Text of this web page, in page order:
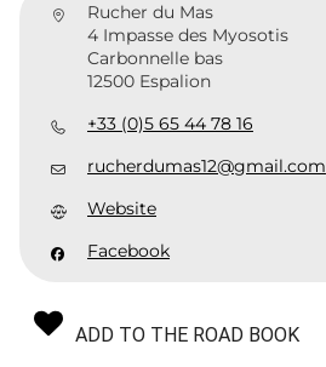
Rucher du Mas
4 Impasse des Myosotis
Carbonnelle bas
12500 Espalion
+33 (0)5 65 44 78 16
rucherdumas12@gmail.com
Website
Facebook
ADD TO THE ROAD BOOK